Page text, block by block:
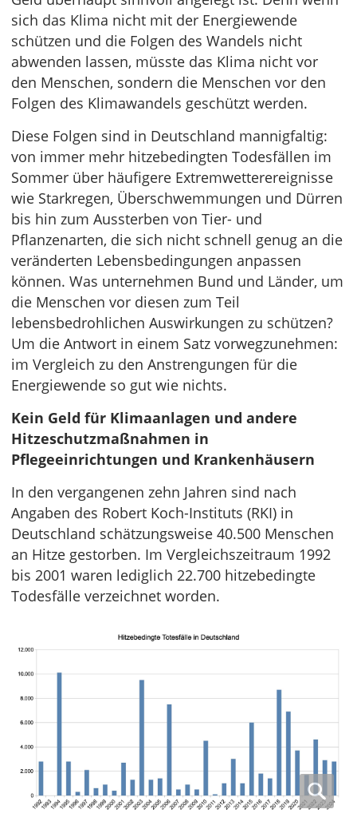
sich das Klima nicht mit der Energiewende
schützen und die Folgen des Wandels nicht
abwenden lassen, müsste das Klima nicht vor
den Menschen, sondern die Menschen vor den
Folgen des Klimawandels geschützt werden.
Diese Folgen sind in Deutschland mannigfaltig:
von immer mehr hitzebedingten Todesfällen im
Sommer über häufigere Extremwetterereignisse
wie Starkregen, Überschwemmungen und Dürren
bis hin zum Aussterben von Tier- und
Pflanzenarten, die sich nicht schnell genug an die
veränderten Lebensbedingungen anpassen
können. Was unternehmen Bund und Länder, um
die Menschen vor diesen zum Teil
lebensbedrohlichen Auswirkungen zu schützen?
Um die Antwort in einem Satz vorwegzunehmen:
im Vergleich zu den Anstrengungen für die
Energiewende so gut wie nichts.
Kein Geld für Klimaanlagen und andere
Hitzeschutzmaßnahmen in
Pflegeeinrichtungen und Krankenhäusern
In den vergangenen zehn Jahren sind nach
Angaben des Robert Koch-Instituts (RKI) in
Deutschland schätzungsweise 40.500 Menschen
an Hitze gestorben. Im Vergleichszeitraum 1992
bis 2001 waren lediglich 22.700 hitzebedingte
Todesfälle verzeichnet worden.